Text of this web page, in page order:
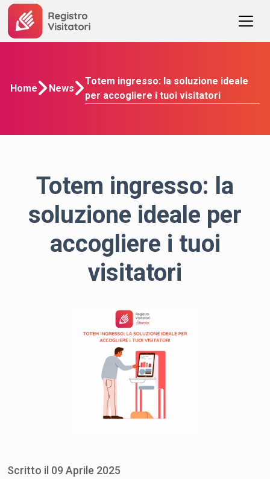
Home News
Totem ingresso: la soluzione ideale
per accogliere i tuoi visitatori
Totem ingresso: la
soluzione ideale per
accogliere i tuoi
visitatori
Scritto il 09 Aprile 2025